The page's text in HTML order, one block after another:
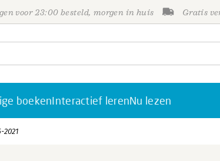
voor 23:00 besteld, morgen in huis Gratis
boekenInteractief lerenNu lezen
2021